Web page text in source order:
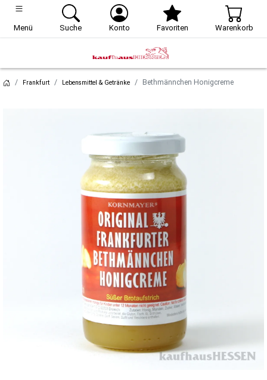
Menü Suche Konto Favoriten Warenkorb
Frankfurt Lebensmittel & Getränke Bethmännchen Honigcreme